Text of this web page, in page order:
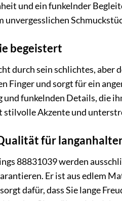
und ein funkelnder
begeistert
durch sein schlichtes,
Finger und sorgt für ein
funkelnden Details, die
stilvolle Akzente und
für
88831039 werden
Er ist aus edlem
dafür, dass Sie lange